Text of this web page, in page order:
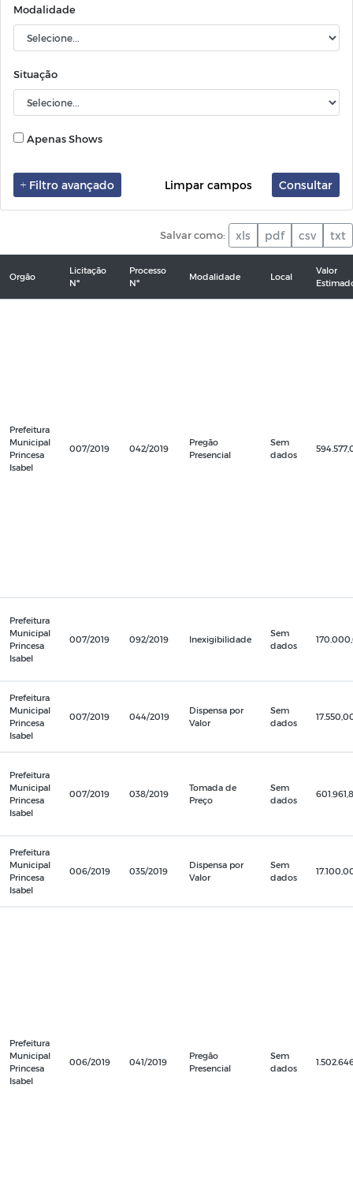
Modalidade
Situação
Apenas Shows
Filtro avançado Consultar
Limpar campos
Salvar como: xls pdf csv txt
Orgão
Licitação
Nº
Processo
Nº
Modalidade Local
Valor
Prefeitura
Municipal
Princesa
Isabel
007/2019 042/2019
Pregão
Presencial
Sem
dados
Prefeitura
Municipal
Princesa
Isabel
007/2019 092/2019 Inexigibilidade
Sem
dados
Prefeitura
Municipal
Princesa
Isabel
007/2019 044/2019
Dispensa por
Valor
Sem
dados
Prefeitura
Municipal
Princesa
Isabel
007/2019 038/2019
Tomada de
Preço
Sem
dados
Prefeitura
Municipal
Princesa
Isabel
006/2019 035/2019
Dispensa por
Valor
Sem
dados
Prefeitura
Municipal
Princesa
Isabel
006/2019 041/2019
Pregão
Presencial
Sem
dados